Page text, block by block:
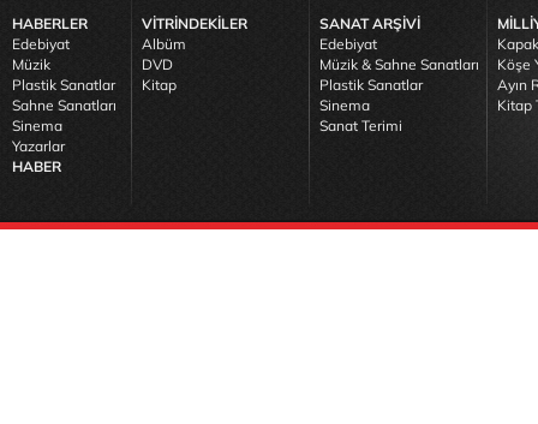
HABERLER
Edebiyat
Müzik
Plastik Sanatlar
Sahne Sanatları
Sinema
Yazarlar
HABER
VİTRİNDEKİLER
Albüm
DVD
Kitap
SANAT ARŞİVİ
Edebiyat
Müzik & Sahne Sanatları
Plastik Sanatlar
Sinema
Sanat Terimi
Köşe
Ayın
Kitap